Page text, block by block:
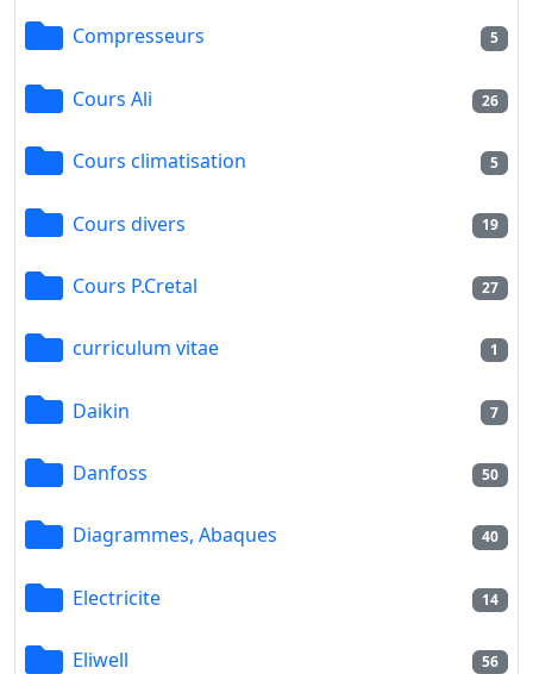
Compresseurs 5
Cours Ali 26
Cours climatisation 5
Cours divers 19
Cours P.Cretal 27
curriculum vitae 1
Daikin 7
Danfoss 50
Diagrammes, Abaques 40
Electricite 14
Eliwell 56